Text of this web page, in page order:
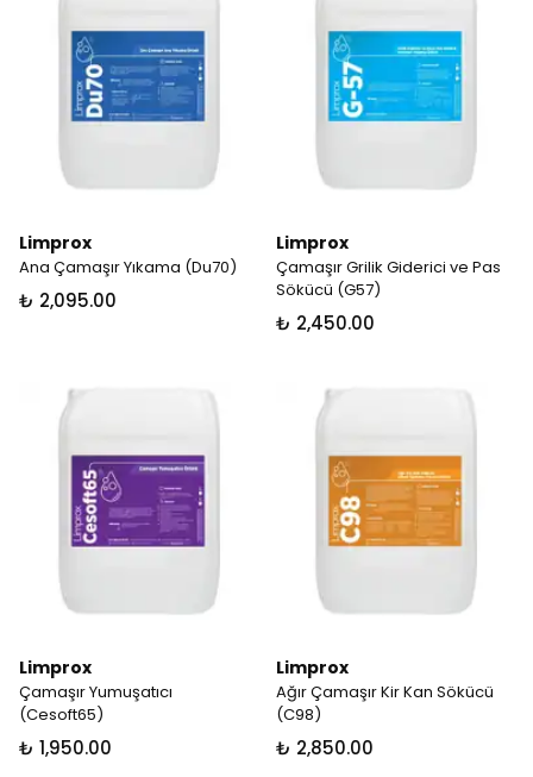
Limprox
Ana Çamaşır Yıkama (Du70)
₺ 2,095.00
Limprox
Çamaşır Grilik Giderici ve Pas
Sökücü (G57)
₺ 2,450.00
Limprox
Çamaşır Yumuşatıcı
(Cesoft65)
₺ 1,950.00
Limprox
Ağır Çamaşır Kir Kan Sökücü
(C98)
₺ 2,850.00